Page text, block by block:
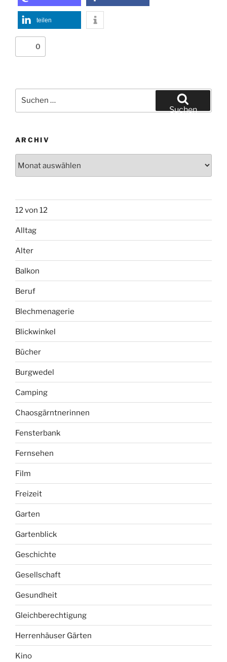
teilen
0
nach:
Suchen
ARCHIV
12 von 12
Alltag
Alter
Balkon
Beruf
Blechmenagerie
Blickwinkel
Bücher
Burgwedel
Camping
Chaosgärntnerinnen
Fensterbank
Fernsehen
Film
Freizeit
Garten
Gartenblick
Geschichte
Gesellschaft
Gesundheit
Gleichberechtigung
Herrenhäuser Gärten
Kino